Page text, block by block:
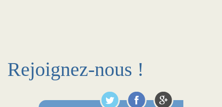
Rejoignez-nous !